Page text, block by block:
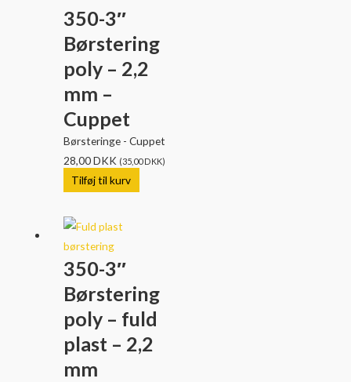
350-3″
Børstering
poly – 2,2
mm –
Cuppet
Børsteringe - Cuppet
28,00DKK (35,00DKK)
Tilføj til kurv
350-3″
Børstering
poly – fuld
plast – 2,2
mm